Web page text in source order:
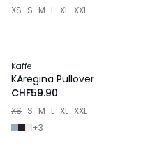
XS S M L XL XXL
NEU
Kaffe
KAregina Pullover
CHF59.90
XS S M L XL XXL
+3